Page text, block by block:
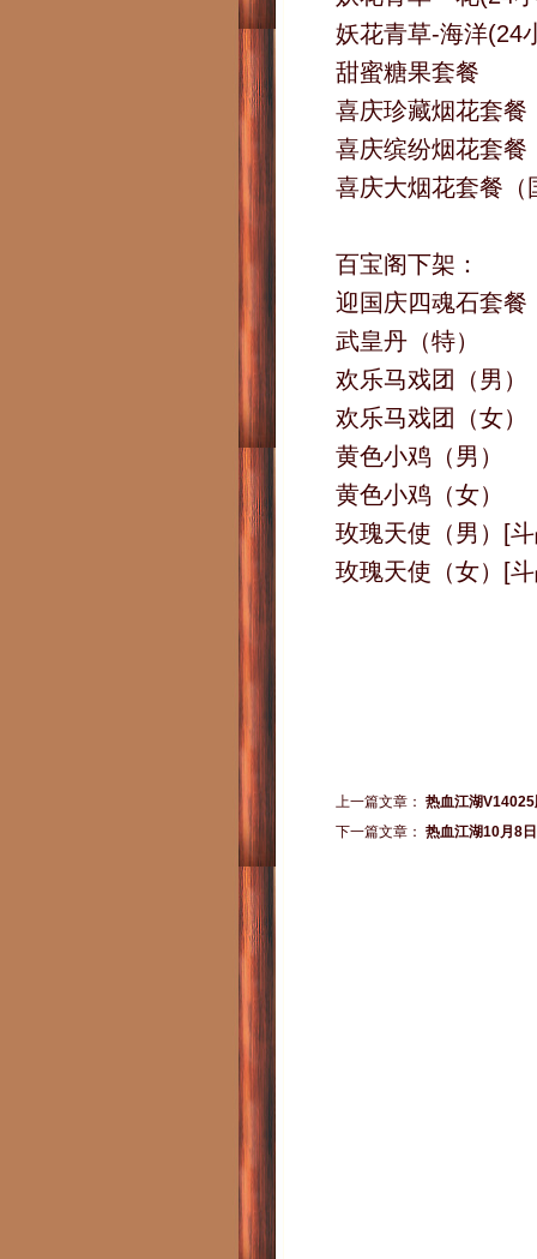
妖花青草-海洋(24
甜蜜糖果套餐
喜庆珍藏烟花套餐
喜庆缤纷烟花套餐
喜庆大烟花套餐（
百宝阁下架：
迎国庆四魂石套餐
武皇丹（特）
欢乐马戏团（男）
欢乐马戏团（女）
黄色小鸡（男）
黄色小鸡（女）
玫瑰天使（男）[
玫瑰天使（女）[
上一篇文章： 热血江湖
下一篇文章： 热血江湖10月8